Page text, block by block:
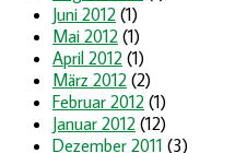
Juni 2012 (1)
Mai 2012 (1)
April 2012 (1)
März 2012 (2)
Februar 2012 (1)
Januar 2012 (12)
Dezember 2011 (3)